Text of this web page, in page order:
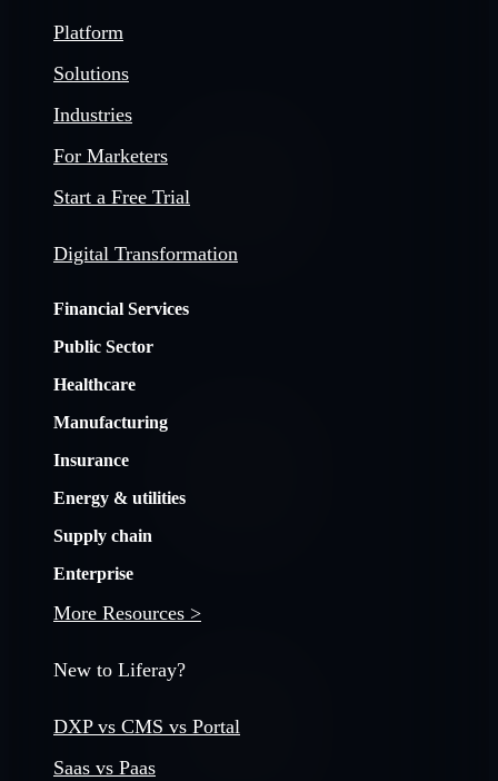
Platform
Solutions
Industries
For Marketers
Start a Free Trial
Digital Transformation
Financial Services
Public Sector
Healthcare
Manufacturing
Insurance
Energy & utilities
Supply chain
Enterprise
More Resources >
New to Liferay?
DXP vs CMS vs Portal
Saas vs Paas